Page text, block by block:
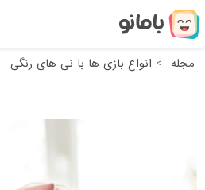
مجله انواع بازی ها با نی های رنگی